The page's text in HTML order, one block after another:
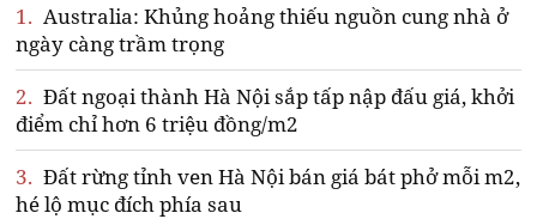
1. Australia: Khủng hoảng thiếu nguồn cung nhà ở
ngày càng trầm trọng
2. Đất ngoại thành Hà Nội sắp tấp nập đấu giá, khởi
điểm chỉ hơn 6 triệu đồng/m2
3. Đất rừng tỉnh ven Hà Nội bán giá bát phở mỗi m2,
hé lộ mục đích phía sau